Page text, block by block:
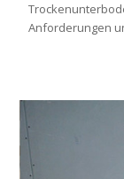
Anforderungen